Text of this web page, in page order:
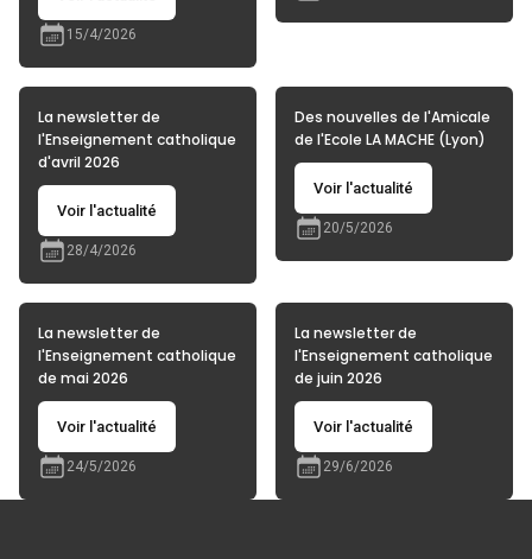
15/4/2026
La newsletter de
l'Enseignement catholique
d'avril 2026
Voir l'actualité
28/4/2026
Des nouvelles de l'Amicale
de l'Ecole LA MACHE (Lyon)
Voir l'actualité
20/5/2026
La newsletter de
l'Enseignement catholique
de mai 2026
Voir l'actualité
24/5/2026
La newsletter de
l'Enseignement catholique
de juin 2026
Voir l'actualité
29/6/2026